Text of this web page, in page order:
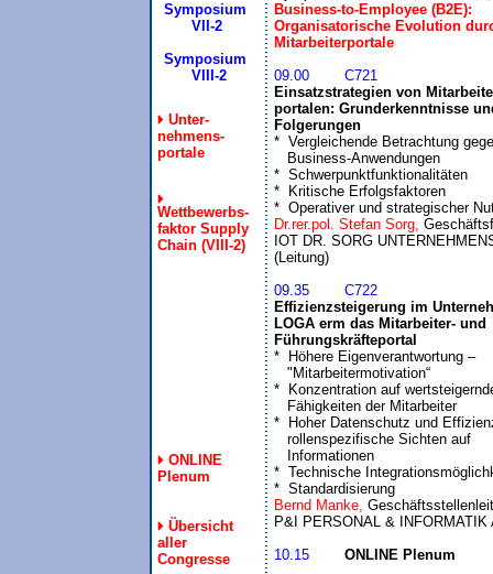
Symposium
VII-2
Symposium
  VIII-2
Unter-
nehmens-
portale
Wettbewerbs-
faktor Supply
Chain (VIII-2)
ONLINE
Plenum
Übersicht
aller
Congresse
Business-to-Employee (B2E):
Organisatorische Evolution
Mitarbeiterportale
09.00	C721
Einsatzstrategien von
portalen: Grunderkenntnisse
Folgerungen
*  Vergleichende Betrachtung
   Business-Anwendungen
*  Schwerpunktfunktionalitäten
*  Kritische Erfolgsfaktoren
*  Operativer und strategischer
Dr.rer.pol. Stefan Sorg,
IOT DR. SORG
09.35	C722
Effizienzsteigerung im
LOGA erm das Mitarbeiter- und
Führungskräfteportal
*  Höhere Eigenverantwortung –
   "Mitarbeitermotivation“
*  Konzentration auf
   Fähigkeiten der Mitarbeiter
*  Hoher Datenschutz und
   rollenspezifische Sichten auf
   Informationen
*  Technische
*  Standardisierung
Bernd Manke,
ONLINE Plenum